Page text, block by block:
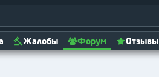
Жалобы Форум Отзывы